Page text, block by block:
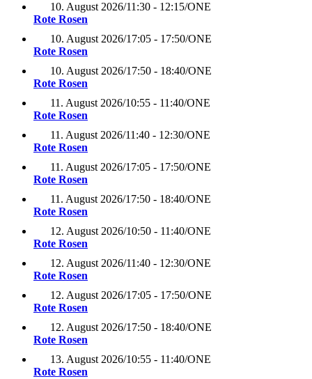
10. August 2026/11:30 - 12:15/ONE
Rote Rosen
10. August 2026/17:05 - 17:50/ONE
Rote Rosen
10. August 2026/17:50 - 18:40/ONE
Rote Rosen
11. August 2026/10:55 - 11:40/ONE
Rote Rosen
11. August 2026/11:40 - 12:30/ONE
Rote Rosen
11. August 2026/17:05 - 17:50/ONE
Rote Rosen
11. August 2026/17:50 - 18:40/ONE
Rote Rosen
12. August 2026/10:50 - 11:40/ONE
Rote Rosen
12. August 2026/11:40 - 12:30/ONE
Rote Rosen
12. August 2026/17:05 - 17:50/ONE
Rote Rosen
12. August 2026/17:50 - 18:40/ONE
Rote Rosen
13. August 2026/10:55 - 11:40/ONE
Rote Rosen